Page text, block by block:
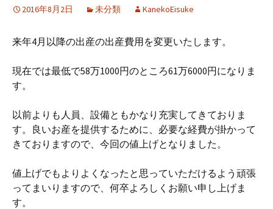
2016年8月2日 未分類 KanekoEisuke
来年4月以降の出産の出産費用を変更いたします。
現在では最低で58万1000円のところ61万6000円になりま
す。
以前よりも人員、設備ともかなり充実してきておりま
す。良いお産を提供するために、必要な経費が掛かって
きておりますので、今回の値上げとなりました。
値上げでもよりよくなったと思っていただけるよう頑張
ってまいりますので、何卒よろしくお願い申し上げま
す。